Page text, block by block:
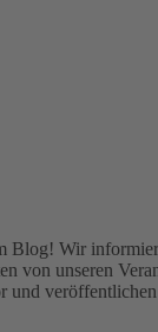
Blog! Wir
von unseren
und